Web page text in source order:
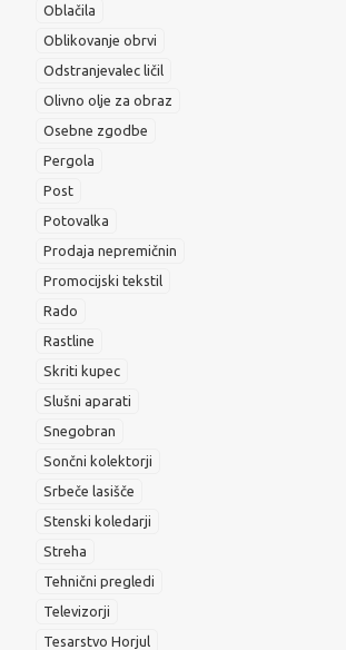
Oblačila
Oblikovanje obrvi
Odstranjevalec ličil
Olivno olje za obraz
Osebne zgodbe
Pergola
Post
Potovalka
Prodaja nepremičnin
Promocijski tekstil
Rado
Rastline
Skriti kupec
Slušni aparati
Snegobran
Sončni kolektorji
Srbeče lasišče
Stenski koledarji
Streha
Tehnični pregledi
Televizorji
Tesarstvo Horjul